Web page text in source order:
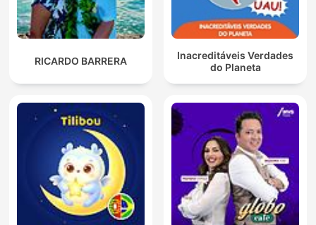
RICARDO BARRERA
Inacreditáveis Verdades
do Planeta